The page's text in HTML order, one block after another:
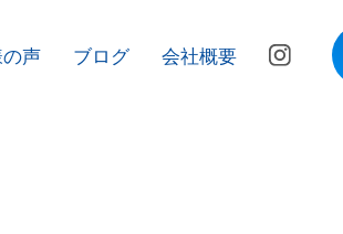
声 ブログ 会社概要